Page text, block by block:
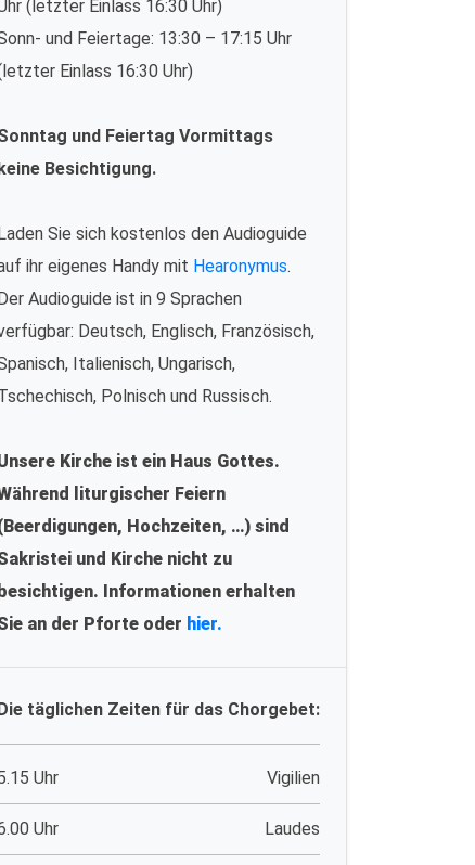
(letzter Einlass 16:30 Uhr)
und Feiertage: 13:30 – 17:15 Uhr
Einlass 16:30 Uhr)
und Feiertag Vormittags
Besichtigung.
Sie sich kostenlos den Audioguide
ihr eigenes Handy mit Hearonymus.
Audioguide ist in 9 Sprachen
Deutsch, Englisch, Französisch,
Italienisch, Ungarisch,
Polnisch und Russisch.
Kirche ist ein Haus Gottes.
liturgischer Feiern
Hochzeiten, …) sind
und Kirche nicht zu
besichtigen. Informationen erhalten
an der Pforte oder hier.
täglichen Zeiten für das Chorgebet:
Uhr Vigilien
Uhr Laudes